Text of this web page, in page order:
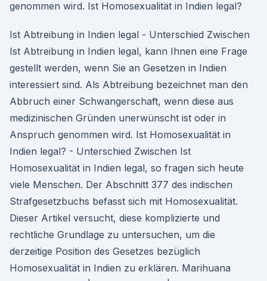
genommen wird. Ist Homosexualität in Indien legal?
Ist Abtreibung in Indien legal - Unterschied Zwischen
Ist Abtreibung in Indien legal, kann Ihnen eine Frage
gestellt werden, wenn Sie an Gesetzen in Indien
interessiert sind. Als Abtreibung bezeichnet man den
Abbruch einer Schwangerschaft, wenn diese aus
medizinischen Gründen unerwünscht ist oder in
Anspruch genommen wird. Ist Homosexualität in
Indien legal? - Unterschied Zwischen Ist
Homosexualität in Indien legal, so fragen sich heute
viele Menschen. Der Abschnitt 377 des indischen
Strafgesetzbuchs befasst sich mit Homosexualität.
Dieser Artikel versucht, diese komplizierte und
rechtliche Grundlage zu untersuchen, um die
derzeitige Position des Gesetzes bezüglich
Homosexualität in Indien zu erklären. Marihuana